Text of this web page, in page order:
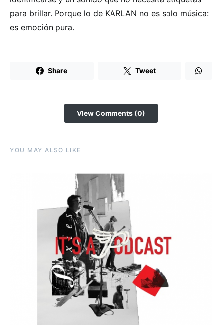
para brillar. Porque lo de KARLAN no es solo música:
es emoción pura.
Share Tweet
View Comments (0)
YOU MAY ALSO LIKE